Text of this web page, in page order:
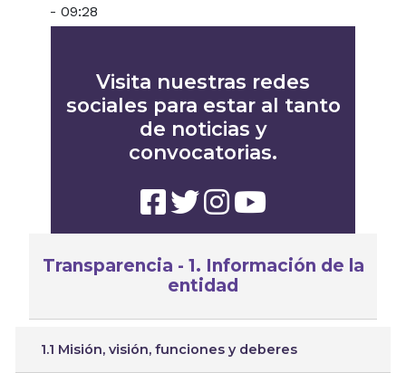
Transparencia - 1. Información de la
entidad
1.1 Misión, visión, funciones y deberes
- 09:28
Visita nuestras redes
sociales para estar al tanto
de noticias y
convocatorias.